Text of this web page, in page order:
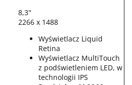
8,3''
2266 x 1488
Wyświetlacz Liquid
Retina
Wyświetlacz MultiTouch
z podświetleniem LED, w
technologii IPS